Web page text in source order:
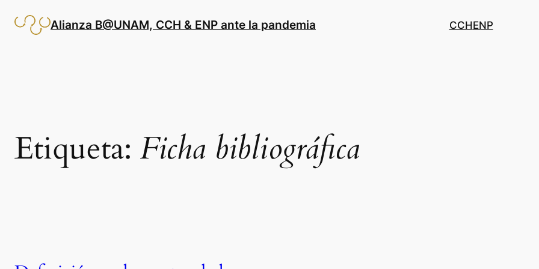
contenido
Alianza B@UNAM, CCH & ENP ante la pandemia CCHENP
Etiqueta: Ficha bibliográfica